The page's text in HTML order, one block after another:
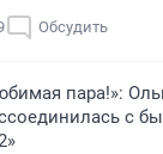
Обсудить
пара!»:
с